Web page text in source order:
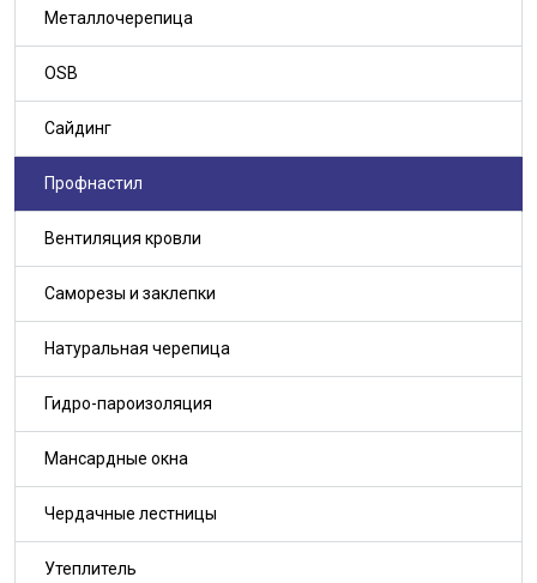
Металлочерепица
OSB
Сайдинг
Профнастил
Вентиляция кровли
Саморезы и заклепки
Натуральная черепица
Гидро-пароизоляция
Мансардные окна
Чердачные лестницы
Утеплитель